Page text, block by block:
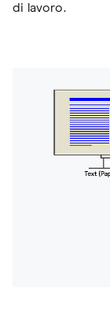
di lavoro.